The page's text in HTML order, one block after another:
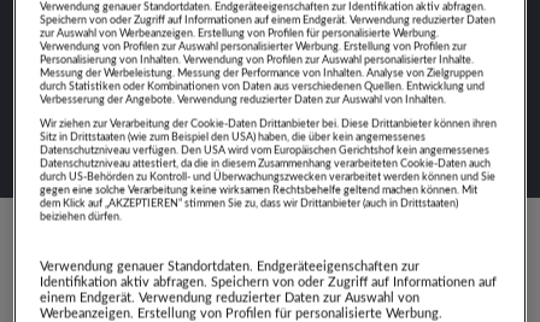
Schreibe einen Kommentar
Du musstangemeldetsein, um einen Kommentar
Verwendung genauer Standortdaten. Endgeräteeigenschaften zur Identifikation aktiv abfragen.
Speichern von oder Zugriff auf Informationen auf einem Endgerät. Verwendung reduzierter Daten
zur Auswahl von Werbeanzeigen. Erstellung von Profilen für personalisierte Werbung.
Verwendung von Profilen zur Auswahl personalisierter Werbung. Erstellung von Profilen zur
Personalisierung von Inhalten. Verwendung von Profilen zur Auswahl personalisierter Inhalte.
Messung der Werbeleistung. Messung der Performance von Inhalten. Analyse von Zielgruppen
durch Statistiken oder Kombinationen von Daten aus verschiedenen Quellen. Entwicklung und
Verbesserung der Angebote. Verwendung reduzierter Daten zur Auswahl von Inhalten.
Wir ziehen zur Verarbeitung der Cookie-Daten Drittanbieter bei. Diese Drittanbieter können ihren
Sitz in Drittstaaten (wie zum Beispiel den USA) haben, die über kein angemessenes
Datenschutzniveau verfügen. Den USA wird vom Europäischen Gerichtshof kein angemessenes
Datenschutzniveau attestiert, da die in diesem Zusammenhang verarbeiteten Cookie-Daten auch
durch US-Behörden zu Kontroll- und Überwachungszwecken verarbeitet werden können und Sie
gegen eine solche Verarbeitung keine wirksamen Rechtsbehelfe geltend machen können. Mit
dem Klick auf „AKZEPTIEREN“ stimmen Sie zu, dass wir Drittanbieter (auch in Drittstaaten)
beiziehen dürfen.
Verwendung genauer Standortdaten. Endgeräteeigenschaften zur
Identifikation aktiv abfragen. Speichern von oder Zugriff auf Informationen auf
einem Endgerät. Verwendung reduzierter Daten zur Auswahl von
Werbeanzeigen. Erstellung von Profilen für personalisierte Werbung.